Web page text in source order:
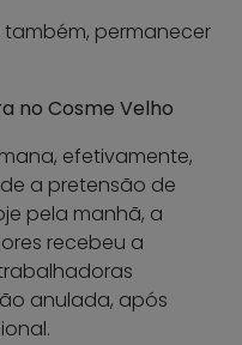
permanecer
no Cosme Velho
efetivamente,
a pretensão de
pela manhã, a
recebeu a
anulada, após